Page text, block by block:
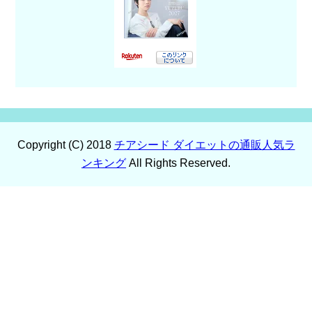
Copyright (C) 2018 チアシード ダイエットの通販人気ラ
ンキング All Rights Reserved.